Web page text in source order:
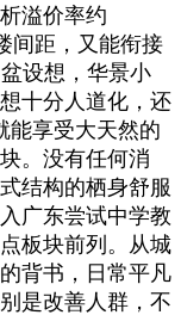
溢价率约
间距，又能衔接
设想，华景小
十分人道化，还
能享受大天然的
。没有任何消
结构的栖身舒服
广东尝试中学教
板块前列。从城
背书，日常平凡
是改善人群，不